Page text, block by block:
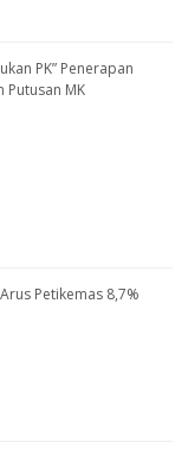
PK” Penerapan
Putusan MK
Petikemas 8,7%